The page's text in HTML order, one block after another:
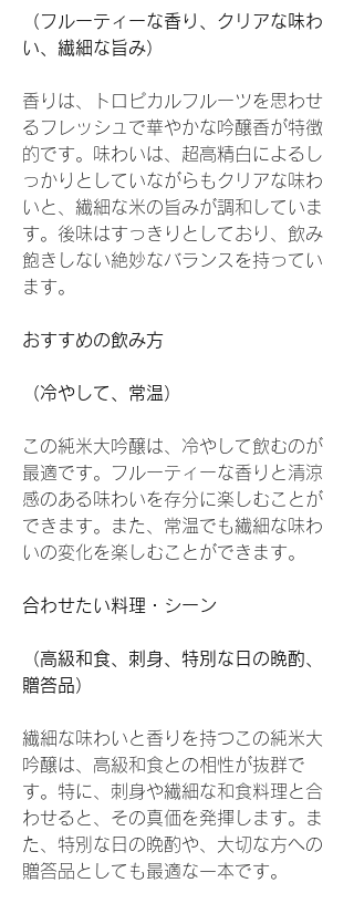
（フルーティーな香り、クリアな味わ
い、繊細な旨み）
香りは、トロピカルフルーツを思わせ
るフレッシュで華やかな吟醸香が特徴
的です。味わいは、超高精白によるし
っかりとしていながらもクリアな味わ
いと、繊細な米の旨みが調和していま
す。後味はすっきりとしており、飲み
飽きしない絶妙なバランスを持ってい
ます。
おすすめの飲み方
（冷やして、常温）
この純米大吟醸は、冷やして飲むのが
最適です。フルーティーな香りと清涼
感のある味わいを存分に楽しむことが
できます。また、常温でも繊細な味わ
いの変化を楽しむことができます。
合わせたい料理・シーン
（高級和食、刺身、特別な日の晩酌、
贈答品）
繊細な味わいと香りを持つこの純米大
吟醸は、高級和食との相性が抜群で
す。特に、刺身や繊細な和食料理と合
わせると、その真価を発揮します。ま
た、特別な日の晩酌や、大切な方への
贈答品としても最適な一本です。